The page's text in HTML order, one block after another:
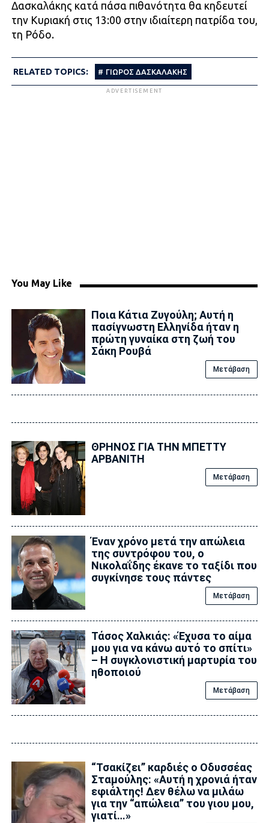
Δασκαλάκης κατά πάσα πιθανότητα θα κηδευτεί
την Κυριακή στις 13:00 στην ιδιαίτερη πατρίδα του,
τη Ρόδο.
RELATED TOPICS: ΓΙΩΡΟΣ ΔΑΣΚΑΛΑΚΗΣ
ADVERTISEMENT
You May Like
Ποια Κάτια Ζυγούλη; Αυτή η
πασίγνωστη Ελληνίδα ήταν η
πρώτη γυναίκα στη ζωή του
Σάκη Ρουβά
Μετάβαση
ΘΡΗΝΟΣ ΓΙΑ ΤΗΝ ΜΠΕΤΤΥ
ΑΡΒΑΝΙΤΗ
Μετάβαση
Έναν χρόνο μετά την απώλεια
της συντρόφου του, ο
Νικολαΐδης έκανε το ταξίδι που
συγκίνησε τους πάντες
Μετάβαση
Τάσος Χαλκιάς: «Έχυσα το αίμα
μου για να κάνω αυτό το σπίτι»
– Η συγκλονιστική μαρτυρία του
ηθοποιού
Μετάβαση
“Τσακίζει” καρδιές ο Οδυσσέας
Σταμούλης: «Αυτή η χρονιά ήταν
εφιάλτης! Δεν θέλω να μιλάω
για την “απώλεια” του γιου μου,
γιατί…»